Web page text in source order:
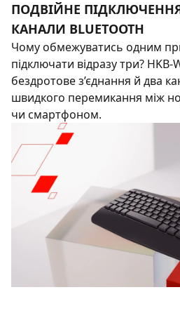
ПОДВІЙНЕ ПІДКЛЮЧЕННЯ:
КАНАЛИ BLUETOOTH
Чому обмежуватись одним
підключати відразу три?
бездротове з’єднання й два
швидкого перемикання між
чи смартфоном.